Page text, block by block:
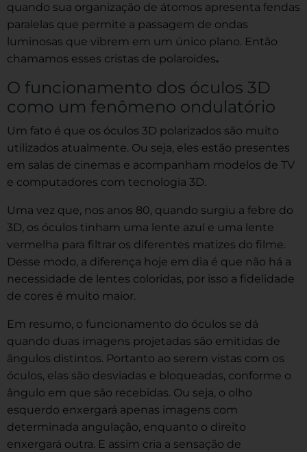
quando sua organização de átomos apresenta fendas
paralelas que permite a passagem de ondas
luminosas que vibrem em um único plano. Então
chamamos esses cristas de polaroides.
O funcionamento dos óculos 3D
como um fenômeno ondulatório
Um fato é que os óculos 3D polarizados são muito
utilizados atualmente. Ou seja, eles estão presentes
em salas de cinemas e acompanham modelos de TV
e computadores com tecnologia 3D.
Uma vez que, nos anos 80, quando surgiu a febre do
3D, os óculos tinham uma lente azul e uma lente
vermelha para filtrar os diferentes matizes do filme.
Desse modo, a diferença hoje em dia é que não há a
necessidade de lentes coloridas, por isso a fidelidade
de cores é muito maior.
Em resumo, o funcionamento do óculos se dá
quando duas imagens projetadas são emitidas de
ângulos distintos. Portanto ao serem vistas com os
óculos, elas são desviadas e bloqueadas, conforme o
ângulo em que são recebidas. Ou seja, o olho
esquerdo enxergará apenas imagens com
determinada angulação, enquanto o direito
enxergará outra. E assim cria a sensação de